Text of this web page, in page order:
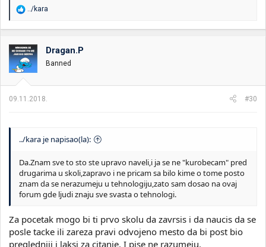
o
v
a
n
:
../kara
Dragan.P
Banned
09.11.2018. #30
../kara je napisao(la):
Da.Znam sve to sto ste upravo naveli,i ja se ne "kurobecam" pred
drugarima u skoli,zapravo i ne pricam sa bilo kime o tome posto
znam da se nerazumeju u tehnologiju,zato sam dosao na ovaj
forum gde ljudi znaju sve svasta o tehnologi.
Za pocetak mogo bi ti prvo skolu da zavrsis i da naucis da se
posle tacke ili zareza pravi odvojeno mesto da bi post bio
pregledniji i laksi za citanje. I pise ne razumeju.